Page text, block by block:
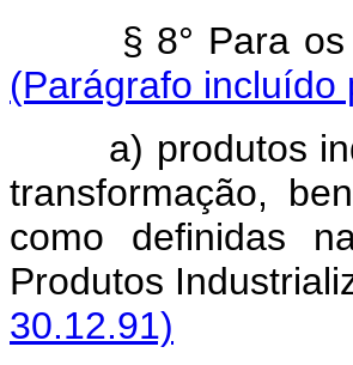
§ 8° Para
(Parágrafo incluído
a) produtos
transformação,
como definidas
Produtos
30.12.91)